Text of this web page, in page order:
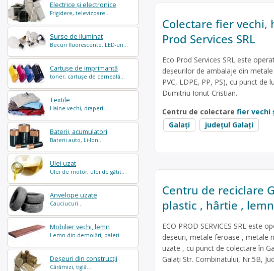
Electrice și electronice
Frigidere, televizoare...
Surse de iluminat
Becuri fluorescente, LED-uri...
Cartușe de imprimantă
toner, cartușe de cerneală...
Textile
Haine vechi, draperii...
Baterii, acumulatori
Baterii auto, Li-Ion...
Ulei uzat
Ulei de motor, ulei de gătit...
Anvelope uzate
Cauciucuri...
Mobilier vechi, lemn
Lemn din demolări, paleți...
Deșeuri din construcții
Cărămizi, tiglă...
Colectare fier vechi,
Prod Services SRL
Eco Prod Services SRL este
deșeurilor de ambalaje din
PVC, LDPE, PP, PS), cu punct
Dumitriu Ionut Cristian.
Centru de colectare fier vechi
Galați
județul Galați
Centru de reciclare
plastic , hârtie ,
ECO PROD SERVICES SRL
deșeuri, metale feroase , metale
uzate , cu punct de colectare în
Galați Str. Combinatului, Nr.5B,